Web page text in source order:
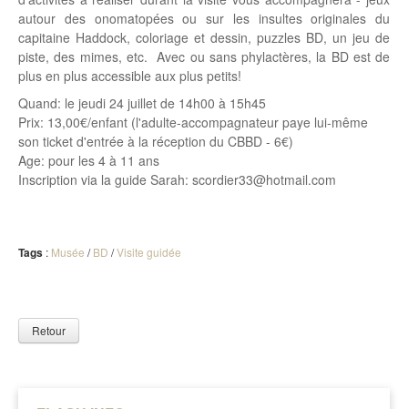
autour des onomatopées ou sur les insultes originales du
capitaine Haddock, coloriage et dessin, puzzles BD, un jeu de
piste, des mimes, etc. Avec ou sans phylactères, la BD est de
plus en plus accessible aux plus petits!
Quand: le jeudi 24 juillet de 14h00 à 15h45
Prix: 13,00€/enfant (l'adulte-accompagnateur paye lui-même
son ticket d'entrée à la réception du CBBD - 6€)
Age: pour les 4 à 11 ans
Inscription via la guide Sarah: scordier33@hotmail.com
Tags : Musée /BD /Visite guidée
Retour